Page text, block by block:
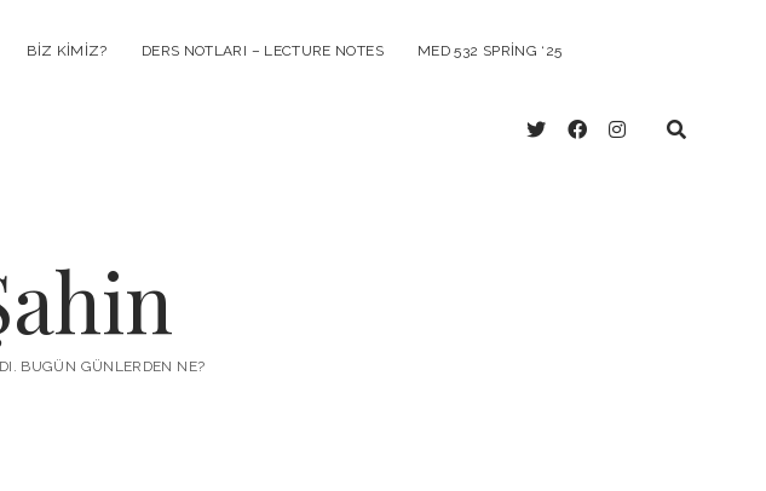
BIZ KIMIZ? DERS NOTLARI – LECTURE NOTES MED 532 SPRING ‘25
twitterfacebook
instagram
BUGÜN GÜNLERDEN NE?